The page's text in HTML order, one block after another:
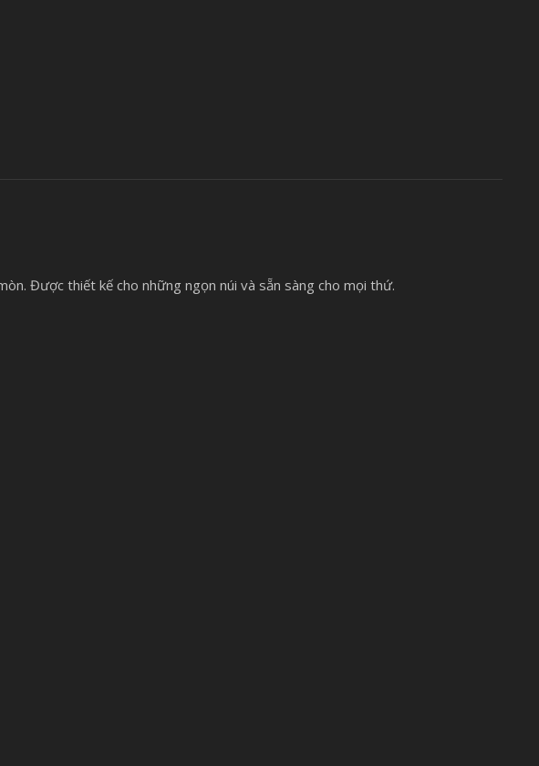
Được thiết kế cho những ngọn núi và sẵn sàng cho mọi thứ.